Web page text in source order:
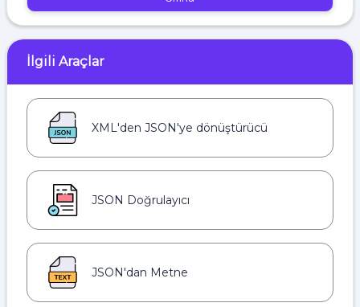
İlgili Araçlar
XML'den JSON'ye dönüştürücü
JSON Doğrulayıcı
JSON'dan Metne